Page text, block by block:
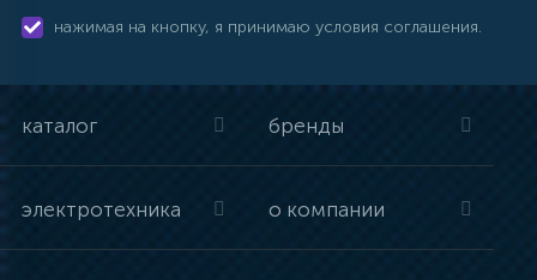
нажимая на кнопку, я принимаю условия соглашения.
каталог бренды
электротехника о компании